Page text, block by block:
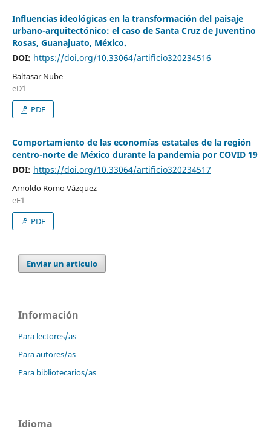
Influencias ideológicas en la transformación del paisaje
urbano-arquitectónico: el caso de Santa Cruz de Juventino
Rosas, Guanajuato, México.
DOI: https://doi.org/10.33064/artificio320234516
Baltasar Nube
eD1
PDF
Comportamiento de las economías estatales de la región
centro-norte de México durante la pandemia por COVID 19
DOI: https://doi.org/10.33064/artificio320234517
Arnoldo Romo Vázquez
eE1
PDF
Enviar un artículo
Información
Para lectores/as
Para autores/as
Para bibliotecarios/as
Idioma